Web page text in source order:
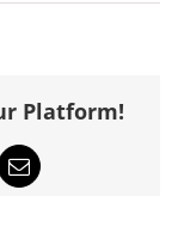
Platform!
Email